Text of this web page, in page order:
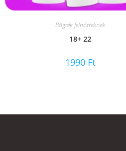
Bögrék felnőtteknek
18+ 22
1990 Ft